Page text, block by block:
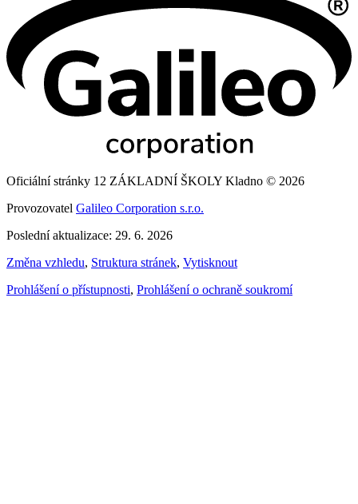
Oficiální stránky 12 ZÁKLADNÍ ŠKOLY Kladno © 2026
Provozovatel Galileo Corporation s.r.o.
Poslední aktualizace: 29. 6. 2026
Změna vzhledu, Struktura stránek, Vytisknout
Prohlášení o přístupnosti, Prohlášení o ochraně soukromí